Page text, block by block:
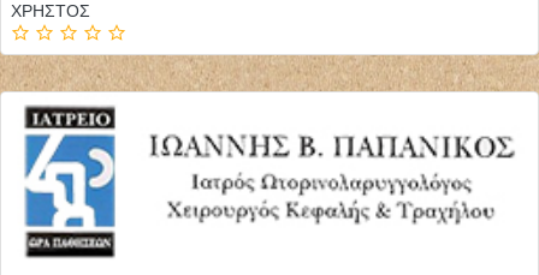
ΧΡΗΣΤΟΣ